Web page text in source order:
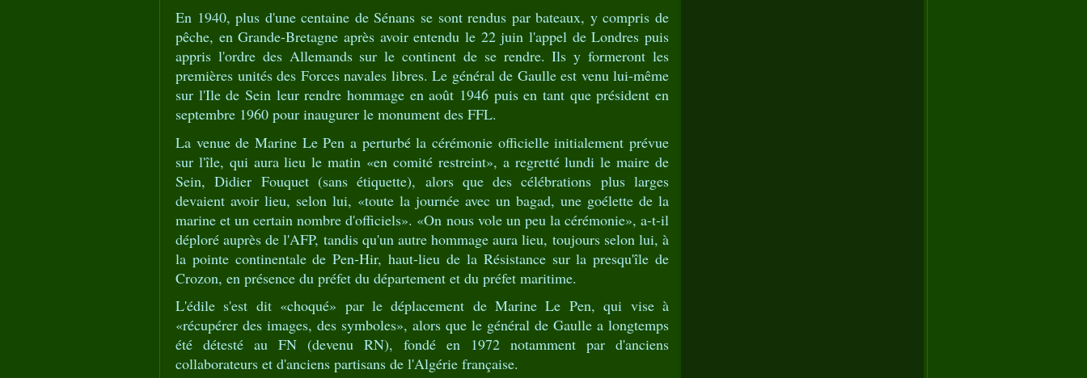
En 1940, plus d'une centaine de Sénans se sont rendus par bateaux, y compris de
pêche, en Grande-Bretagne après avoir entendu le 22 juin l'appel de Londres puis
appris l'ordre des Allemands sur le continent de se rendre. Ils y formeront les
premières unités des Forces navales libres. Le général de Gaulle est venu lui-même
sur l'Ile de Sein leur rendre hommage en août 1946 puis en tant que président en
septembre 1960 pour inaugurer le monument des FFL.
La venue de Marine Le Pen a perturbé la cérémonie officielle initialement prévue
sur l'île, qui aura lieu le matin «en comité restreint», a regretté lundi le maire de
Sein, Didier Fouquet (sans étiquette), alors que des célébrations plus larges
devaient avoir lieu, selon lui, «toute la journée avec un bagad, une goélette de la
marine et un certain nombre d'officiels». «On nous vole un peu la cérémonie», a-t-il
déploré auprès de l'AFP, tandis qu'un autre hommage aura lieu, toujours selon lui, à
la pointe continentale de Pen-Hir, haut-lieu de la Résistance sur la presqu'île de
Crozon, en présence du préfet du département et du préfet maritime.
L'édile s'est dit «choqué» par le déplacement de Marine Le Pen, qui vise à
«récupérer des images, des symboles», alors que le général de Gaulle a longtemps
été détesté au FN (devenu RN), fondé en 1972 notamment par d'anciens
collaborateurs et d'anciens partisans de l'Algérie française.